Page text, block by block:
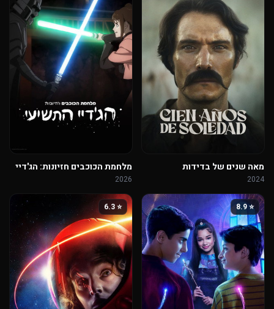
מאה שנים של בדידות
2024
מלחמת הכוכבים חזיונות: הג'דיי
התשיעי
2026
⭐ 8.9
⭐ 6.3